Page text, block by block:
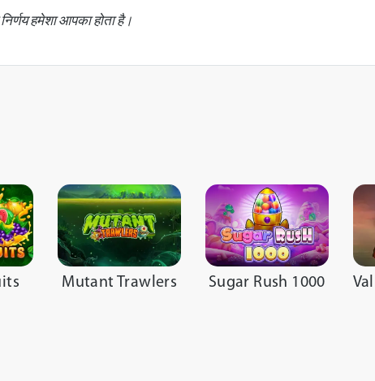
हमेशा आपका होता है।
Mutant Trawlers Sugar Rush 1000